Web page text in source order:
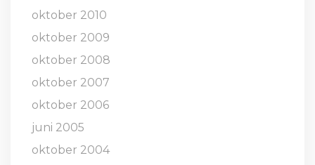
oktober 2010
oktober 2009
oktober 2008
oktober 2007
oktober 2006
juni 2005
oktober 2004